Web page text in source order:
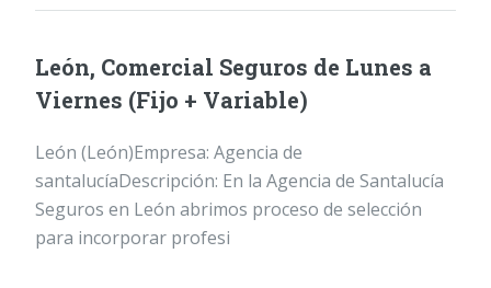
León, Comercial Seguros de Lunes a
Viernes (Fijo + Variable)
León (León)Empresa: Agencia de
santalucíaDescripción: En la Agencia de Santalucía
Seguros en León abrimos proceso de selección
para incorporar profesi